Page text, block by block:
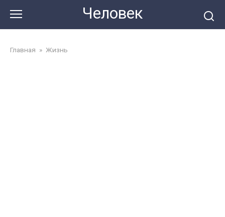
змісту
Человек
Главная » Жизнь